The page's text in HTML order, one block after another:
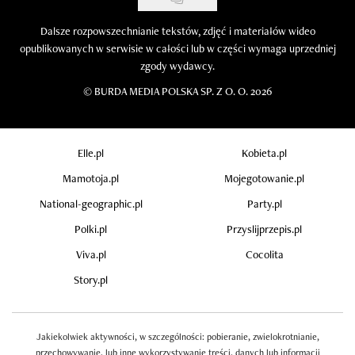
Dalsze rozpowszechnianie tekstów, zdjęć i materiałów wideo
opublikowanych w serwisie w całości lub w części wymaga uprzedniej
zgody wydawcy.
© BURDA MEDIA POLSKA SP. Z O. O. 2026
Elle.pl
Kobieta.pl
Mamotoja.pl
Mojegotowanie.pl
National-geographic.pl
Party.pl
Polki.pl
Przyslijprzepis.pl
Viva.pl
Cocolita
Story.pl
Jakiekolwiek aktywności, w szczególności: pobieranie, zwielokrotnianie,